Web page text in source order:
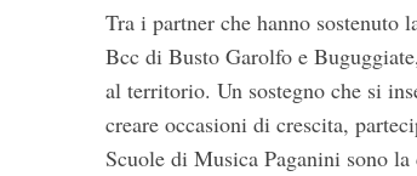
Tra i partner che hanno sostenuto
Bcc di Busto Garolfo e
al territorio. Un sostegno che si
creare occasioni di crescita,
Scuole di Musica Paganini sono